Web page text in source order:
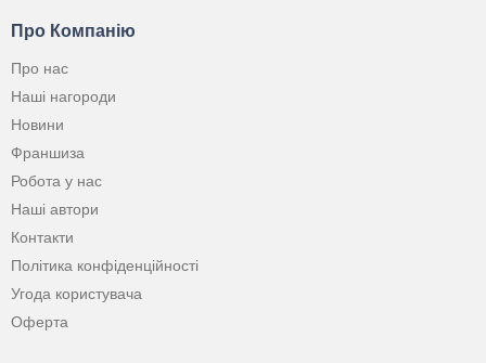
Про Компанію
Про нас
Наші нагороди
Новини
Франшиза
Робота у нас
Наші автори
Контакти
Політика конфіденційності
Угода користувача
Оферта